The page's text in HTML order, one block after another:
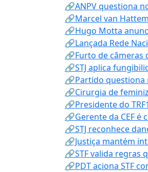
🔗ANPV questiona
🔗Marcel van
🔗Hugo Motta
🔗Lançada Rede
🔗Furto de câmeras
🔗STJ aplica
🔗Partido questiona
🔗Cirurgia de
🔗Presidente do
🔗Gerente da CEF
🔗STJ reconhece
🔗Justiça mantém
🔗STF valida regras
🔗PDT aciona STF